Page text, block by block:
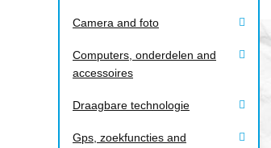
Camera and foto
Computers, onderdelen and
accessoires
Draagbare technologie
Gps, zoekfuncties and